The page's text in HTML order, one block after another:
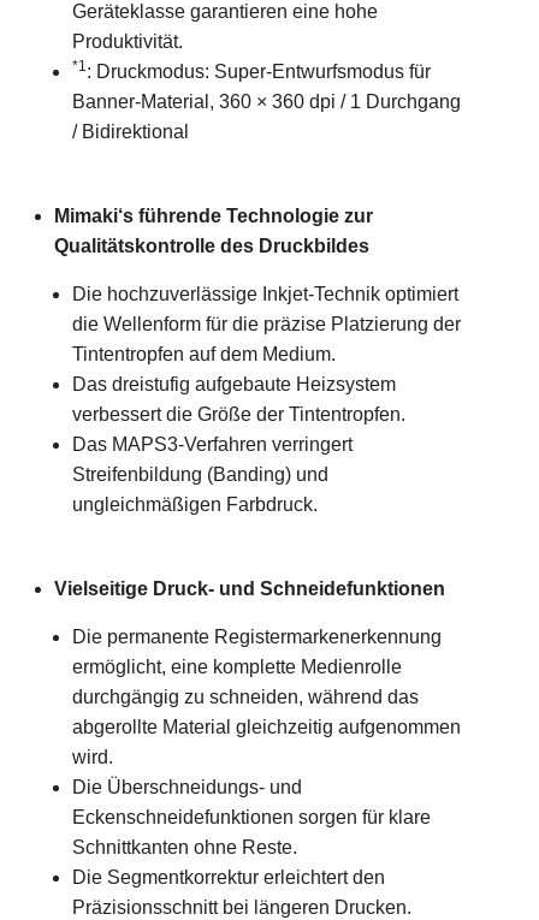
Geräteklasse garantieren eine hohe
Produktivität.
*1: Druckmodus: Super-Entwurfsmodus für
Banner-Material, 360 × 360 dpi / 1 Durchgang
/ Bidirektional
Mimaki‘s führende Technologie zur
Qualitätskontrolle des Druckbildes
Die hochzuverlässige Inkjet-Technik optimiert
die Wellenform für die präzise Platzierung der
Tintentropfen auf dem Medium.
Das dreistufig aufgebaute Heizsystem
verbessert die Größe der Tintentropfen.
Das MAPS3-Verfahren verringert
Streifenbildung (Banding) und
ungleichmäßigen Farbdruck.
Vielseitige Druck- und Schneidefunktionen
Die permanente Registermarkenerkennung
ermöglicht, eine komplette Medienrolle
durchgängig zu schneiden, während das
abgerollte Material gleichzeitig aufgenommen
wird.
Die Überschneidungs- und
Eckenschneidefunktionen sorgen für klare
Schnittkanten ohne Reste.
Die Segmentkorrektur erleichtert den
Präzisionsschnitt bei längeren Drucken.